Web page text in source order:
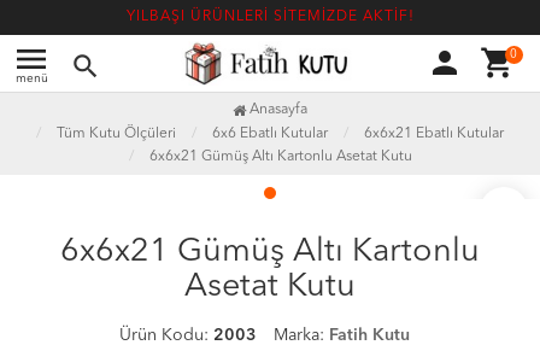
YILBAŞI ÜRÜNLERİ SİTEMİZDE AKTİF!
menu
menü search person shopping_cart0
Anasayfa
Tüm Kutu Ölçüleri
6x6 Ebatlı Kutular
6x6x21 Ebatlı Kutular
6x6x21 Gümüş Altı Kartonlu Asetat Kutu
6x6x21 Gümüş Altı Kartonlu
Asetat Kutu
Ürün Kodu: 2003 Marka: Fatih Kutu